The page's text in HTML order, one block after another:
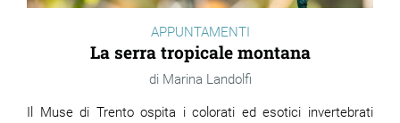
APPUNTAMENTI
La serra tropicale montana
Marina Landolfi
Il Muse di Trento ospita i colorati ed esotici invertebrati